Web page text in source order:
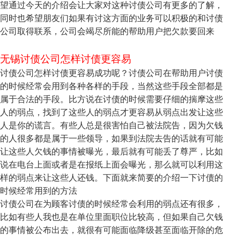
望通过今天的介绍会让大家对这种讨债公司有更多的了解，
同时也希望朋友们如果有讨这方面的业务可以积极的和讨债
公司取得联系，公司会竭尽所能的帮助用户把欠款要回来
无锡讨债公司怎样讨债更容易
讨债公司怎样讨债更容易成功呢？讨债公司在帮助用户讨债
的时候经常会用到各种各样的手段，当然这些手段全部都是
属于合法的手段。比方说在讨债的时候需要仔细的揣摩这些
人的弱点，找到了这些人的弱点才更容易从弱点出发让这些
人是你的谎言。有些人总是很害怕自己被法院告，因为欠钱
的人很多都是属于一些领导，如果到法院去告的话就有可能
让这些人欠钱的事情被曝光，最后就有可能丢了尊严，比如
说在电台上面或者是在报纸上面会曝光，那么就可以利用这
样的弱点来让这些人还钱。下面就来简要的介绍一下讨债的
时候经常用到的方法
讨债公司在为顾客讨债的时候经常会利用的弱点还有很多，
比如有些人我也是在单位里面职位比较高，但如果自己欠钱
的事情被公布出去，就很有可能面临降级甚至面临开除的危